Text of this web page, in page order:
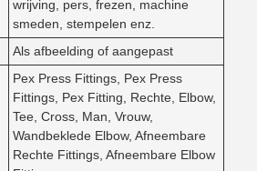
wrijving, pers, frezen, machine
smeden, stempelen enz.
Als afbeelding of aangepast
Pex Press Fittings, Pex Press
Fittings, Pex Fitting, Rechte, Elbow,
Tee, Cross, Man, Vrouw,
Wandbeklede Elbow, Afneembare
Rechte Fittings, Afneembare Elbow